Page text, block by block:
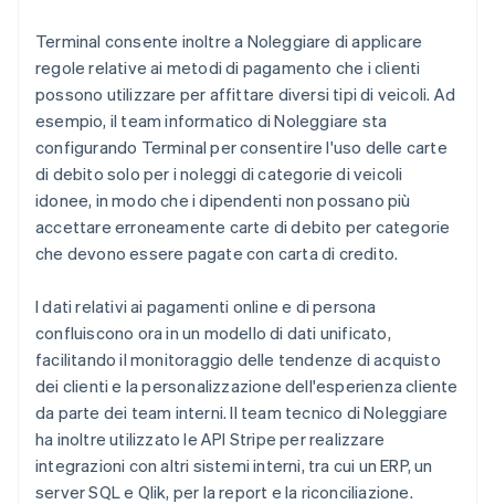
Terminal consente inoltre a Noleggiare di applicare
regole relative ai metodi di pagamento che i clienti
possono utilizzare per affittare diversi tipi di veicoli. Ad
esempio, il team informatico di Noleggiare sta
configurando Terminal per consentire l'uso delle carte
di debito solo per i noleggi di categorie di veicoli
idonee, in modo che i dipendenti non possano più
accettare erroneamente carte di debito per categorie
che devono essere pagate con carta di credito.
I dati relativi ai pagamenti online e di persona
confluiscono ora in un modello di dati unificato,
facilitando il monitoraggio delle tendenze di acquisto
dei clienti e la personalizzazione dell'esperienza cliente
da parte dei team interni. Il team tecnico di Noleggiare
ha inoltre utilizzato le API Stripe per realizzare
integrazioni con altri sistemi interni, tra cui un ERP, un
server SQL e Qlik, per la report e la riconciliazione.